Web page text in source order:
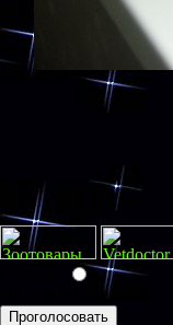
Неудовлетворительно